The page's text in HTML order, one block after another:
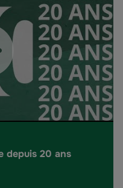
depuis 20 ans